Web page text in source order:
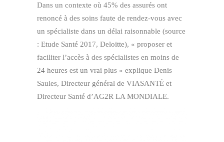
Dans un contexte où 45% des assurés ont
renoncé à des soins faute de rendez-vous avec
un spécialiste dans un délai raisonnable (source
: Etude Santé 2017, Deloitte), « proposer et
faciliter l’accès à des spécialistes en moins de
24 heures est un vrai plus » explique Denis
Saules, Directeur général de VIASANTÉ et
Directeur Santé d’AG2R LA MONDIALE.